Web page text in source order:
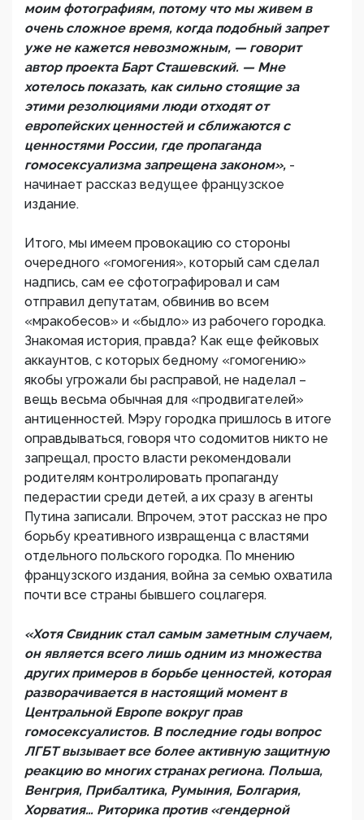
моим фотографиям, потому что мы живем в
очень сложное время, когда подобный запрет
уже не кажется невозможным, — говорит
автор проекта Барт Сташевский. — Мне
хотелось показать, как сильно стоящие за
этими резолюциями люди отходят от
европейских ценностей и сближаются с
ценностями России, где пропаганда
гомосексуализма запрещена законом», -
начинает рассказ ведущее французское
издание.
Итого, мы имеем провокацию со стороны
очередного «гомогения», который сам сделал
надпись, сам ее сфотографировал и сам
отправил депутатам, обвинив во всем
«мракобесов» и «быдло» из рабочего городка.
Знакомая история, правда? Как еще фейковых
аккаунтов, с которых бедному «гомогению»
якобы угрожали бы расправой, не наделал –
вещь весьма обычная для «продвигателей»
антиценностей. Мэру городка пришлось в итоге
оправдываться, говоря что содомитов никто не
запрещал, просто власти рекомендовали
родителям контролировать пропаганду
педерастии среди детей, а их сразу в агенты
Путина записали. Впрочем, этот рассказ не про
борьбу креативного извращенца с властями
отдельного польского городка. По мнению
французского издания, война за семью охватила
почти все страны бывшего соцлагеря.
«Хотя Свидник стал самым заметным случаем,
он является всего лишь одним из множества
других примеров в борьбе ценностей, которая
разворачивается в настоящий момент в
Центральной Европе вокруг прав
гомосексуалистов. В последние годы вопрос
ЛГБТ вызывает все более активную защитную
реакцию во многих странах региона. Польша,
Венгрия, Прибалтика, Румыния, Болгария,
Хорватия… Риторика против «гендерной